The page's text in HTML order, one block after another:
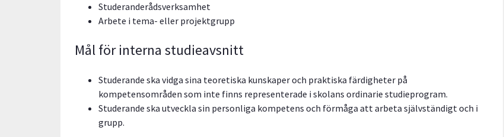
Studeranderådsverksamhet
Arbete i tema- eller projektgrupp
Mål för interna studieavsnitt
Studerande ska vidga sina teoretiska kunskaper och praktiska färdigheter på
kompetensområden som inte finns representerade i skolans ordinarie studieprogram.
Studerande ska utveckla sin personliga kompetens och förmåga att arbeta självständigt och i
grupp.